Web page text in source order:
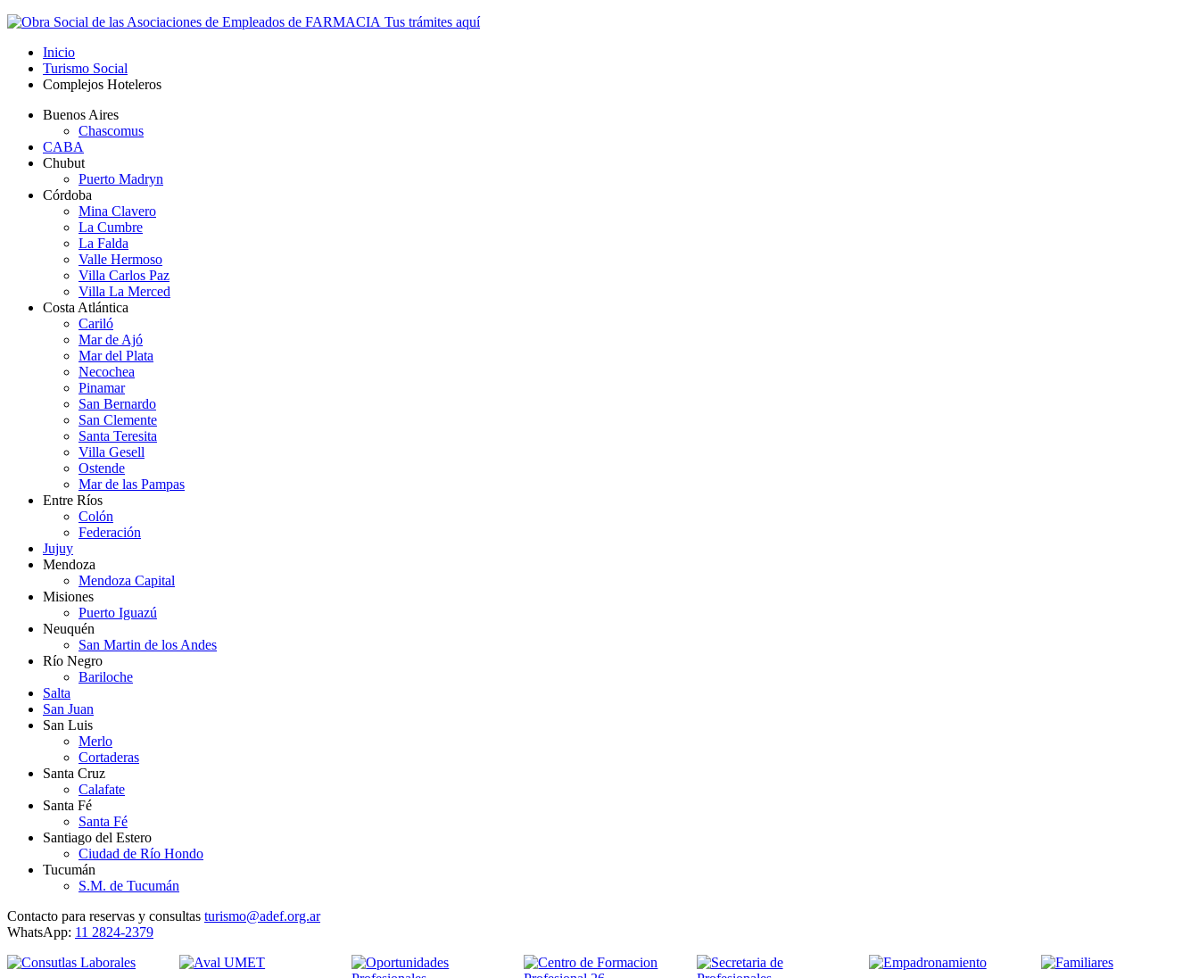
Tus trámites aquí
Inicio
Turismo Social
Complejos Hoteleros
Buenos Aires
Chascomus
CABA
Chubut
Puerto Madryn
Córdoba
Mina Clavero
La Cumbre
La Falda
Valle Hermoso
Villa Carlos Paz
Villa La Merced
Costa Atlántica
Cariló
Mar de Ajó
Mar del Plata
Necochea
Pinamar
San Bernardo
San Clemente
Santa Teresita
Villa Gesell
Ostende
Mar de las Pampas
Entre Ríos
Colón
Federación
Jujuy
Mendoza
Mendoza Capital
Misiones
Puerto Iguazú
Neuquén
San Martin de los Andes
Río Negro
Bariloche
Salta
San Juan
San Luis
Merlo
Cortaderas
Santa Cruz
Calafate
Santa Fé
Santa Fé
Santiago del Estero
Ciudad de Río Hondo
Tucumán
S.M. de Tucumán
Contacto para reservas y consultas turismo@adef.org.ar
WhatsApp: 11 2824-2379